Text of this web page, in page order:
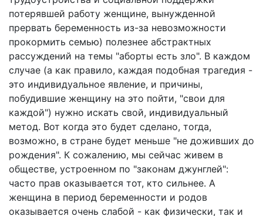
потерявшей работу женщине, вынужденной
прервать беременность из-за невозможности
прокормить семью) полезнее абстрактных
рассуждений на темы "аборты есть зло". В каждом
случае (а как правило, каждая подобная трагедия -
это индивидуальное явление, и причины,
побудившие женщину на это пойти, "свои для
каждой") нужно искать свой, индивидуальный
метод. Вот когда это будет сделано, тогда,
возможно, в стране будет меньше "не доживших до
рождения". К сожалению, мы сейчас живем в
обществе, устроенном по "законам джунглей":
часто прав оказывается тот, кто сильнее. А
женщина в период беременности и родов
оказывается очень слабой - как физически, так и